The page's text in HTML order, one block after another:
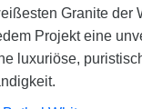
Granite der
Projekt eine
luxuriöse,